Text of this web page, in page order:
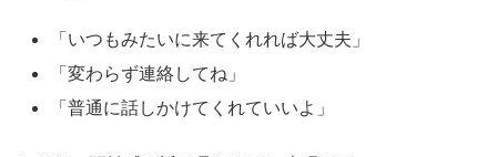
「いつもみたいに来てくれれば大丈夫」
「変わらず連絡してね」
「普通に話しかけてくれていいよ」